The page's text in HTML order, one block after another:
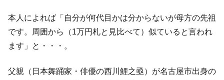
本人によれば「自分が何代目かは分からないが母方の先祖
です。周囲から（1万円札と見比べて）似ていると言われ
ます」と・・・。
父親（日本舞踊家・俳優の西川鯉之亟）が名古屋市出身の